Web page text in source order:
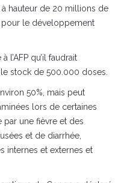
hauteur de 20 millions de
pour le développement
l’AFP qu’il faudrait
stock de 500.000 doses.
50%, mais peut
lors de certaines
par une fièvre et des
et de diarrhée,
internes et externes et